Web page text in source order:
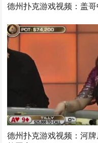
德州扑克游戏视频：盖
德州扑克游戏视频：河